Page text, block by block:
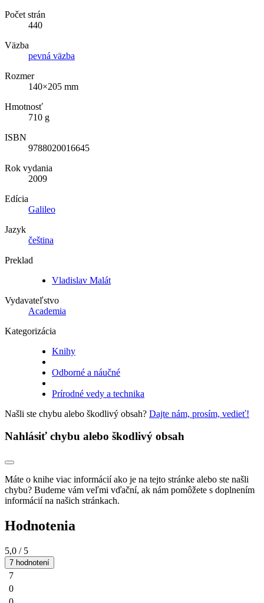
Počet strán
440
Väzba
pevná väzba
Rozmer
140×205 mm
Hmotnosť
710 g
ISBN
9788020016645
Rok vydania
2009
Edícia
Galileo
Jazyk
čeština
Preklad
Vladislav Malát
Vydavateľstvo
Academia
Kategorizácia
Knihy
Odborné a náučné
Prírodné vedy a technika
Našli ste chybu alebo škodlivý obsah? Dajte nám, prosím, vedieť!
Nahlásiť chybu alebo škodlivý obsah
Máte o knihe viac informácií ako je na tejto stránke alebo ste našli
chybu? Budeme vám veľmi vďační, ak nám pomôžete s doplnením
informácií na našich stránkach.
Hodnotenia
5,0 / 5
7 hodnotení
7
0